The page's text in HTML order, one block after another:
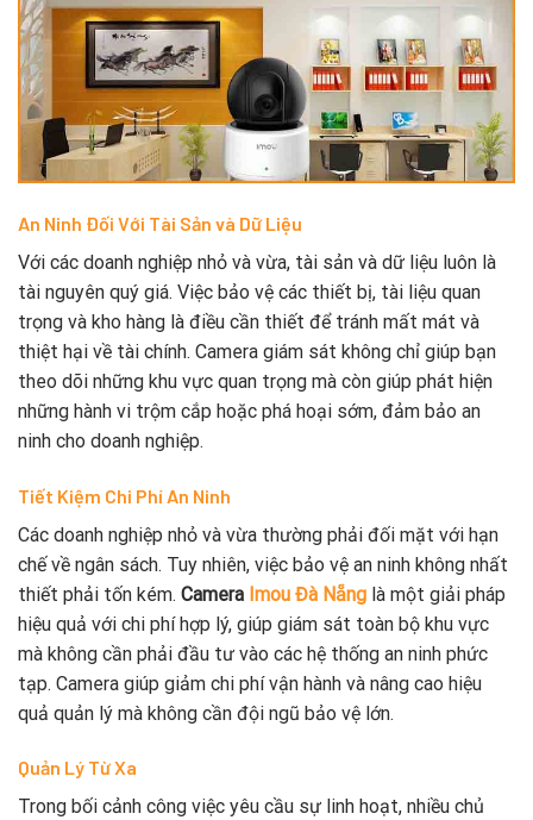
An Ninh Đối Với Tài Sản và Dữ Liệu
Với các doanh nghiệp nhỏ và vừa, tài sản và dữ liệu luôn là
tài nguyên quý giá. Việc bảo vệ các thiết bị, tài liệu quan
trọng và kho hàng là điều cần thiết để tránh mất mát và
thiệt hại về tài chính. Camera giám sát không chỉ giúp bạn
theo dõi những khu vực quan trọng mà còn giúp phát hiện
những hành vi trộm cắp hoặc phá hoại sớm, đảm bảo an
ninh cho doanh nghiệp.
Tiết Kiệm Chi Phí An Ninh
Các doanh nghiệp nhỏ và vừa thường phải đối mặt với hạn
chế về ngân sách. Tuy nhiên, việc bảo vệ an ninh không nhất
thiết phải tốn kém. Camera Imou Đà Nẵng là một giải pháp
hiệu quả với chi phí hợp lý, giúp giám sát toàn bộ khu vực
mà không cần phải đầu tư vào các hệ thống an ninh phức
tạp. Camera giúp giảm chi phí vận hành và nâng cao hiệu
quả quản lý mà không cần đội ngũ bảo vệ lớn.
Quản Lý Từ Xa
Trong bối cảnh công việc yêu cầu sự linh hoạt, nhiều chủ